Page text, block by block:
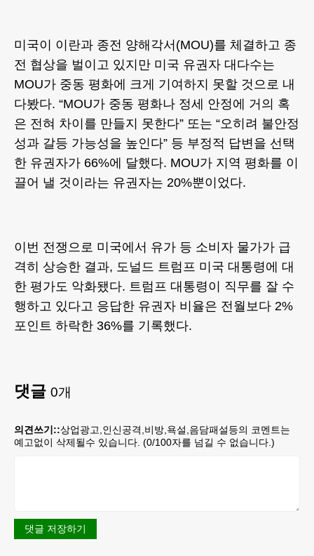
미국이 이란과 종전 양해각서(MOU)를 체결하고 종
전 협상을 벌이고 있지만 미국 유권자 대다수는
MOU가 중동 평화에 크게 기여하지 못할 것으로 내
다봤다. “MOU가 중동 평화나 정세 안정에 거의 혹
은 전혀 차이를 만들지 못한다” 또는 “오히려 불안정
성과 갈등 가능성을 높인다” 등 부정적 답변을 선택
한 유권자가 66%에 달했다. MOU가 지역 평화를 이
끌어 낼 것이라는 유권자는 20%뿐이었다.
이번 전쟁으로 미국에서 유가 등 소비자 물가가 급
격히 상승한 결과, 도널드 트럼프 미국 대통령에 대
한 평가도 악화됐다. 트럼프 대통령이 직무를 잘 수
행하고 있다고 응답한 유권자 비율은 전월보다 2%
포인트 하락한 36%를 기록했다.
댓글 0개
의견쓰기::상업광고,인신공격,비방,욕설,음담패설등의 코멘트는
예고없이 삭제될수 있습니다. (0/100자를 넘길 수 없습니다.)
댓글 저장하기